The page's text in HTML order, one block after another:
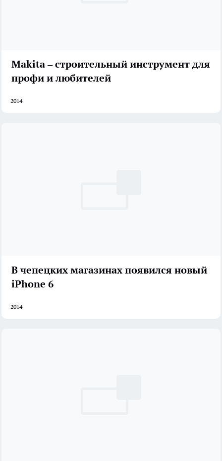
Makita – строительный инструмент для
профи и любителей
2014
В чепецких магазинах появился новый
iPhone 6
2014